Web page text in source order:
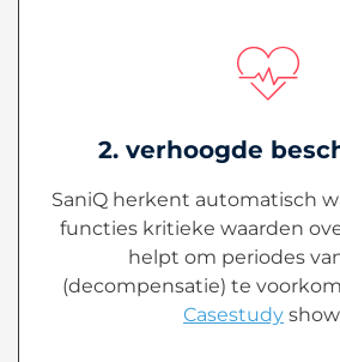
2. verhoogde
SaniQ herkent automatisch
functies kritieke waarden
helpt om periodes
(decompensatie) te
Casestudy